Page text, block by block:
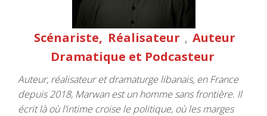
Scénariste, Réalisateur , Auteur
Dramatique et Podcasteur
Auteur, réalisateur et dramaturge libanais, en France
depuis 2018, Marwan est un homme sans frontière. Il
écrit là où l’intime croise le politique, où les marges